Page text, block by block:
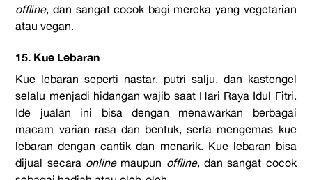
offline, dan sangat cocok bagi mereka yang vegetarian
atau vegan.
15. Kue Lebaran
Kue lebaran seperti nastar, putri salju, dan kastengel
selalu menjadi hidangan wajib saat Hari Raya Idul Fitri.
Ide jualan ini bisa dengan menawarkan berbagai
macam varian rasa dan bentuk, serta mengemas kue
lebaran dengan cantik dan menarik. Kue lebaran bisa
dijual secara onlinemaupun offline, dan sangat cocok